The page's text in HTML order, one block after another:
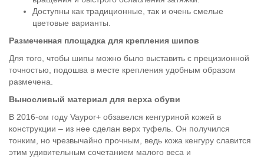
Доступны как традиционные, так и очень смелые
цветовые варианты.
Размеченная площадка для крепления шипов
Для того, чтобы шипы можно было выставить с прецизионной
точностью, подошва в месте крепления удобным образом
размечена.
Выносливый материал для верха обуви
В 2016-ом году Vaypor+ обзавелся кенгуриной кожей в
конструкции – из нее сделан верх туфель. Он получился
тонким, но чрезвычайно прочным, ведь кожа кенгуру славится
этим удивительным сочетанием малого веса и